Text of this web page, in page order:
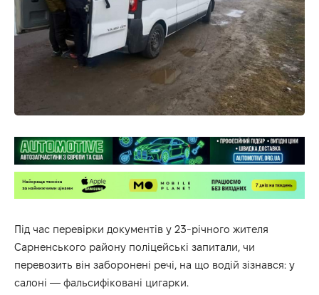
Під час перевірки документів у 23-річного жителя
Сарненського району поліцейські запитали, чи
перевозить він заборонені речі, на що водій зізнався: у
салоні — фальсифіковані цигарки.